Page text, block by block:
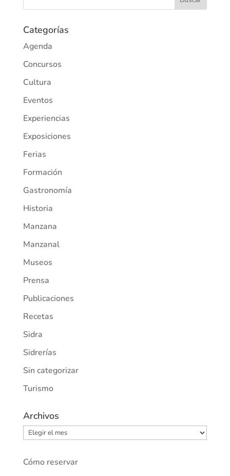
Categorías
Agenda
Concursos
Cultura
Eventos
Experiencias
Exposiciones
Ferias
Formación
Gastronomía
Historia
Manzana
Manzanal
Museos
Prensa
Publicaciones
Recetas
Sidra
Sidrerías
Sin categorizar
Turismo
Archivos
Archivos
Cómo reservar